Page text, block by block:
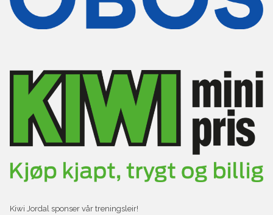
Kiwi Jordal sponser vår treningsleir!